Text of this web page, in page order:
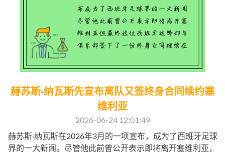
赫苏斯·纳瓦斯先宣布离队又签终身合同续约塞
维利亚
2026-06-24 12:01:49
赫苏斯·纳瓦斯在2026年3月的一项宣布，成为了西班牙足球
界的一大新闻。尽管他此前曾公开表示即将离开塞维利亚，